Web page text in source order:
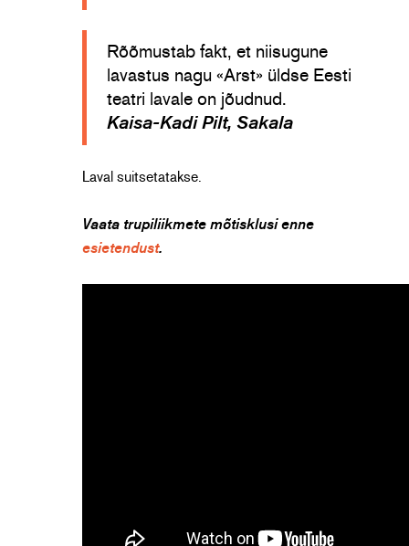
Rõõmustab fakt, et niisugune
lavastus nagu «Arst» üldse Eesti
teatri lavale on jõudnud.
Kaisa-Kadi Pilt, Sakala
Laval suitsetatakse.
Vaata trupiliikmete mõtisklusi enne
esietendust.